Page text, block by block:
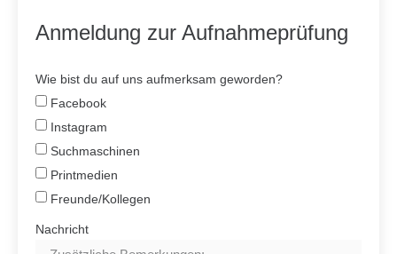
Anmeldung zur Aufnahmeprüfung
Wie bist du auf uns aufmerksam geworden?
Facebook
Instagram
Suchmaschinen
Printmedien
Freunde/Kollegen
Nachricht